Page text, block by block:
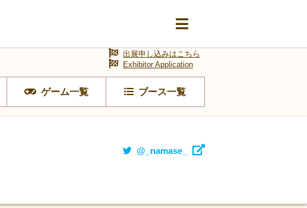
ゲーム一覧 ブース一覧
出展申し込みはこちら
Exhibitor Application
@_namase_